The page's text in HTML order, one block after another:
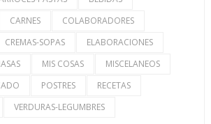
CARNES
COLABORADORES
CREMAS-SOPAS
ELABORACIONES
MIS COSAS
MISCELANEOS
POSTRES
RECETAS
VERDURAS-LEGUMBRES